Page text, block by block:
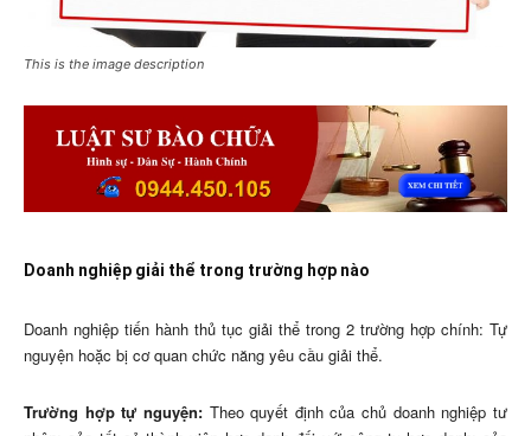
This is the image description
Doanh nghiệp giải thể trong trường hợp nào
Doanh nghiệp tiến hành thủ tục giải thể trong 2 trường hợp chính: Tự
nguyện hoặc bị cơ quan chức năng yêu cầu giải thể.
Trường hợp tự nguyện: Theo quyết định của chủ doanh nghiệp tư